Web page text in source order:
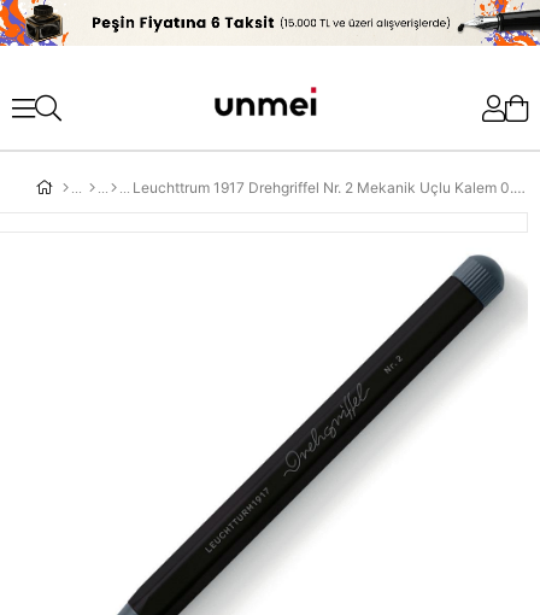
'
Leuchttrum 1917 Drehgriffel Nr. 2 Mekanik Uçlu Kalem 0.7 mm Black 366187